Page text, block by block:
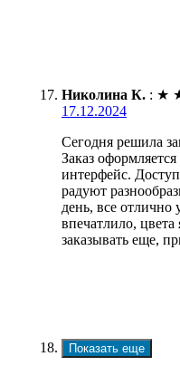
Николина К. : ★
17.12.2024
Сегодня решила
Заказ
интерфейс.
радуют
день, все отлично
впечатлило, цвета
заказывать еще,
Показать еще